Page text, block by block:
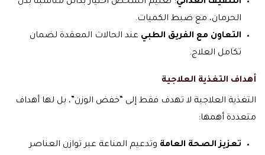
الحرمان، مع ضبط الكميات.
التعاون مع الفريق الطبي عند الحالات المعقدة لضمان
تكامل العلاج.
أهداف التغذية العلاجية
التغذية العلاجية لا تهدف فقط إلى “خفض الوزن”، بل لها أهداف
متعددة أهمها:
تعزيز الصحة العامة وتدعيم المناعة عبر توازن العناصر